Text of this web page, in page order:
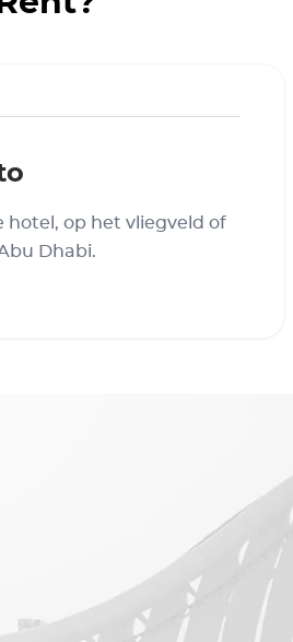
hotel, op het vliegveld of
Dhabi.